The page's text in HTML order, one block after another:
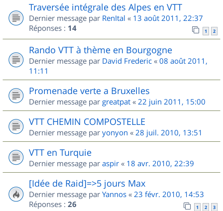
Traversée intégrale des Alpes en VTT
Dernier message par RenItal « 13 août 2011, 22:37
Réponses : 14 1 2
Rando VTT à thème en Bourgogne
Dernier message par David Frederic « 08 août 2011,
11:11
Promenade verte a Bruxelles
Dernier message par greatpat « 22 juin 2011, 15:00
VTT CHEMIN COMPOSTELLE
Dernier message par yonyon « 28 juil. 2010, 13:51
VTT en Turquie
Dernier message par aspir « 18 avr. 2010, 22:39
[Idée de Raid]=>5 jours Max
Dernier message par Yannos « 23 févr. 2010, 14:53
Réponses : 26 1 2 3